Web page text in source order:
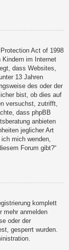
Act of 1998
im Internet
dass Websites,
13 Jahren
des oder der
bist, ob dies auf
versuchst, zutrifft,
dass phpBB
anbieten
jeglicher Art
mich wenden,
Forum gibt?“
komplett
mehr anmelden
oder der
gesperrt wurden.